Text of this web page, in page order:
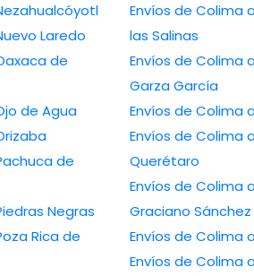
de Colima a Nezahualcóyotl
de Colima a Nuevo Laredo
de Colima a Ojo de Agua
Colima a Orizaba
de Colima a Piedras Negras
Envíos de Colima a San Pablo de
las Salinas
Envíos de Colima a San Pedro
Garza García
Envíos de Colima a Santiago de
Querétaro
Envíos de Colima a Soledad de
Graciano Sánchez